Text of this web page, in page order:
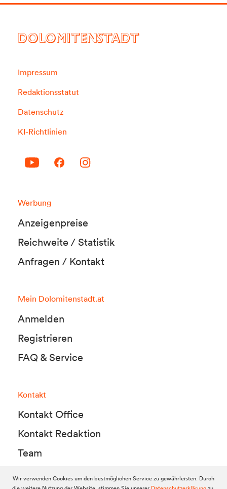
DOLOMITENSTADT
Impressum
Redaktionsstatut
Datenschutz
KI-Richtlinien
Werbung
Anzeigenpreise
Reichweite / Statistik
Anfragen / Kontakt
Mein Dolomitenstadt.at
Anmelden
Registrieren
FAQ & Service
Kontakt
Kontakt Office
Kontakt Redaktion
Team
Wir verwenden Cookies um den bestmöglichen Service zu gewährleisten. Durch